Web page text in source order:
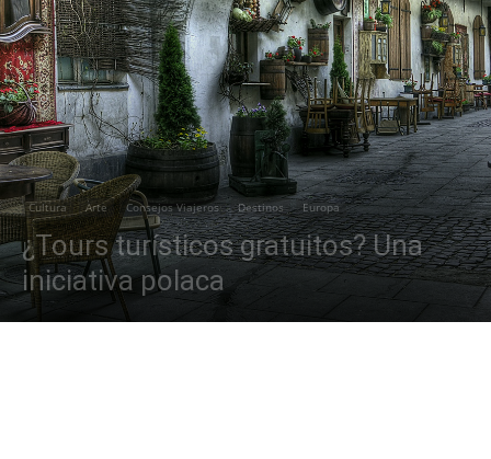
Cultura Arte Consejos Viajeros Destinos Europa
¿Tours turísticos gratuitos? Una
iniciativa polaca